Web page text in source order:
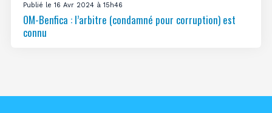
Publié le 16 Avr 2024 à 15h46
OM-Benfica : l’arbitre (condamné pour corruption) est
connu